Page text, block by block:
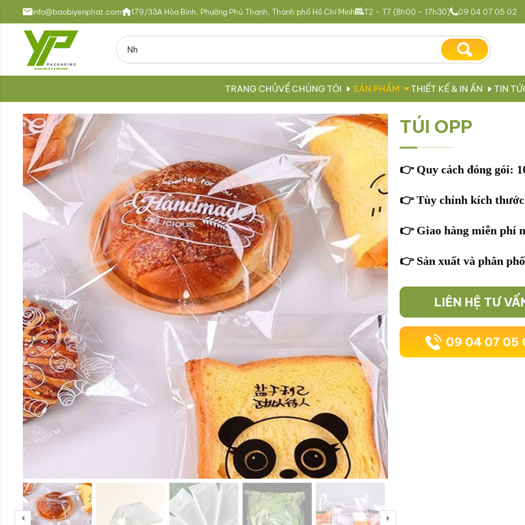
info@baobiyenphat.com 179/33A Hòa Bình, Phường Phú Thạnh, Thành phố Hồ Chí Minh T2 – T7 (8h00 – 17h30) 09 04 07 05 02
TRANG CHỦVỀ CHÚNG TÔI SẢN PHẨM THIẾT KẾ & IN ẤN TIN
TÚI OPP
👉Quy cách đóng gói:
👉Tùy chỉnh kích thước
👉Giao hàng miễn phí
👉Sản xuất và phân
LIÊN HỆ TƯ
09 04 07 05